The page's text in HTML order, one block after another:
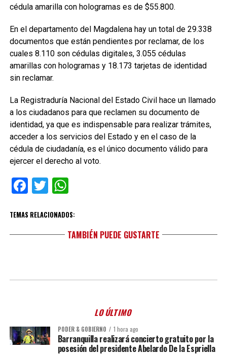
cédula amarilla con hologramas es de $55.800.
En el departamento del Magdalena hay un total de 29.338
documentos que están pendientes por reclamar, de los
cuales 8.110 son cédulas digitales, 3.055 cédulas
amarillas con hologramas y 18.173 tarjetas de identidad
sin reclamar.
La Registraduría Nacional del Estado Civil hace un llamado
a los ciudadanos para que reclamen su documento de
identidad, ya que es indispensable para realizar trámites,
acceder a los servicios del Estado y en el caso de la
cédula de ciudadanía, es el único documento válido para
ejercer el derecho al voto.
Facebook
TwitterWhatsApp
TEMAS RELACIONADOS:
TAMBIÉN PUEDE GUSTARTE
LO ÚLTIMO
PODER & GOBIERNO 1 hora ago
Barranquilla realizará concierto gratuito por la
posesión del presidente Abelardo De la Espriella